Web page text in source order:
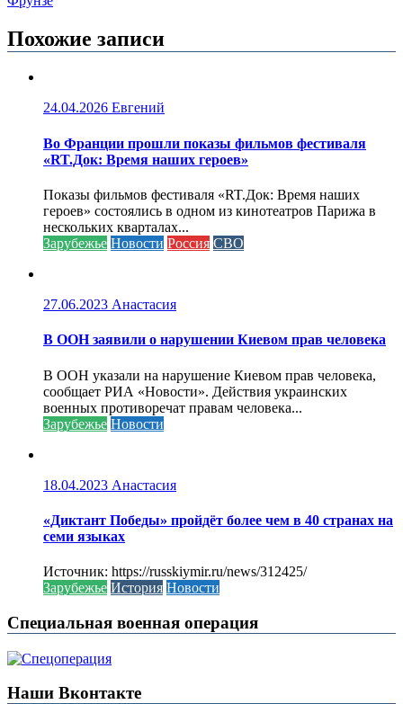
Похожие записи
24.04.2026 Евгений
Во Франции прошли показы фильмов фестиваля
«RT.Док: Время наших героев»
Показы фильмов фестиваля «RT.Док: Время наших
героев» состоялись в одном из кинотеатров Парижа в
нескольких кварталах...
Зарубежье Новости Россия СВО
27.06.2023 Анастасия
В ООН заявили о нарушении Киевом прав человека
В ООН указали на нарушение Киевом прав человека,
сообщает РИА «Новости». Действия украинских
военных противоречат правам человека...
Зарубежье Новости
18.04.2023 Анастасия
«Диктант Победы» пройдёт более чем в 40 странах на
семи языках
Источник: https://russkiymir.ru/news/312425/
Зарубежье История Новости
Специальная военная операция
Наши Вконтакте